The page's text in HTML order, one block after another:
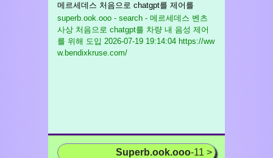
메르세데스 처음으로 chatgpt를 제어를
superb.ook.ooo - search - 메르세데스 벤츠
사상 처음으로 chatgpt를 차량 내 음성 제어
를 위해 도입 2026-07-19 19:14:04 https://ww
w.bendixkruse.com/
Superb.ook.ooo-11 >